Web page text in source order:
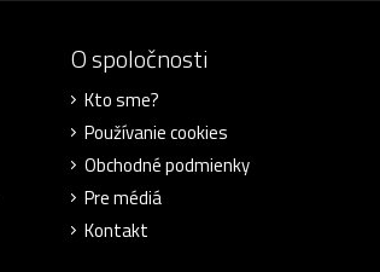
O spoločnosti
Kto sme?
Používanie cookies
Obchodné podmienky
Pre médiá
Kontakt